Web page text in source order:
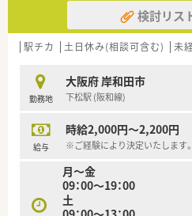
検討リス
駅チカ 土日休み(相談可含む) 未
勤務地
大阪府 岸和田市
下松駅 (阪和線)
給与
時給2,000円～2,200円
※ご経験により決定いたします。
月～金
09：00～19：00
土